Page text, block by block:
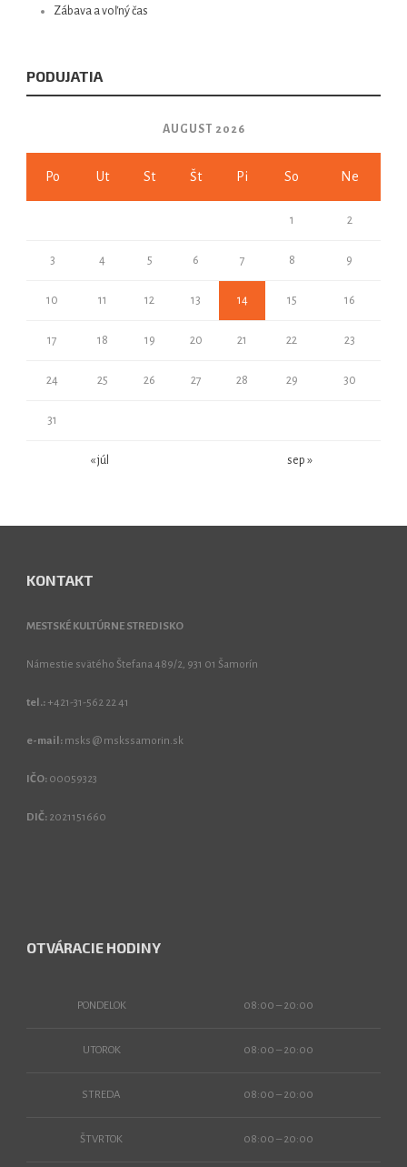
Zábava a voľný čas
PODUJATIA
AUGUST 2026
Po Ut St Št Pi So Ne
1 2
3 4 5 6 7 8 9
10 11 12 13 14 15 16
17 18 19 20 21 22 23
24 25 26 27 28 29 30
31
« júl sep »
KONTAKT
MESTSKÉ KULTÚRNE STREDISKO
Námestie svätého Štefana 489/2, 931 01 Šamorín
tel.: +421-31-562 22 41
e-mail: msks @ mskssamorin.sk
IČO: 00059323
DIČ: 2021151660
OTVÁRACIE HODINY
PONDELOK 08:00 – 20:00
UTOROK 08:00 – 20:00
STREDA 08:00 – 20:00
ŠTVRTOK 08:00 – 20:00